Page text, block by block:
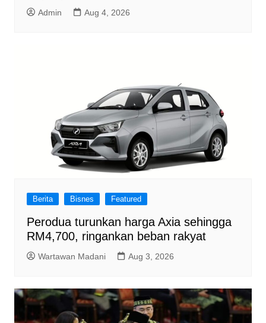
Admin Aug 4, 2026
Berita Bisnes Featured
Perodua turunkan harga Axia sehingga
RM4,700, ringankan beban rakyat
Wartawan Madani Aug 3, 2026